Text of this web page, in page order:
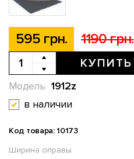
595 грн. 1190 грн.
КУПИТЬ
1912z
Модель
в наличии
Код товара: 10173
Ширина оправы